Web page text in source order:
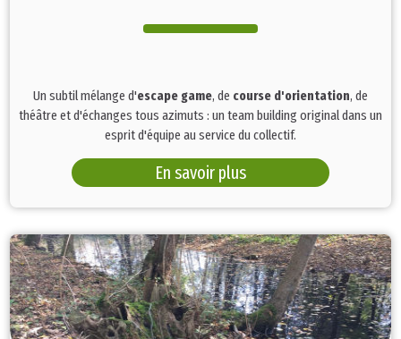
Un subtil mélange d'escape game, de course d'orientation, de
théâtre et d'échanges tous azimuts : un team building original dans un
esprit d'équipe au service du collectif.
En savoir plus